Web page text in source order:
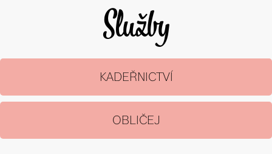
Služby
KADEŘNICTVÍ
OBLIČEJ